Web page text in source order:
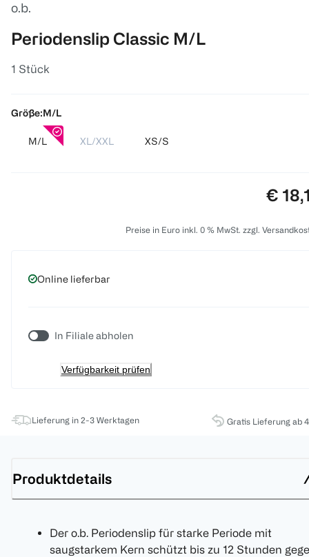
o.b.
Periodenslip Classic M/L
1 Stück
Größe:M/L
M/L XL/XXL XS/S
€
Preise in Euro inkl. 0 % MwSt. zzgl.
Online lieferbar
In Filiale abholen
Verfügbarkeit prüfen
Lieferung in 2-3 Werktagen Gratis Lieferung ab
Produktdetails
Der o.b. Periodenslip für starke Periode mit
saugstarkem Kern schützt bis zu 12 Stunden